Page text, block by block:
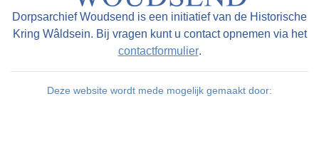
Dorpsarchief Woudsend is een initiatief van de Historische
Kring Wâldsein. Bij vragen kunt u contact opnemen via het
contactformulier.
Deze website wordt mede mogelijk gemaakt door: